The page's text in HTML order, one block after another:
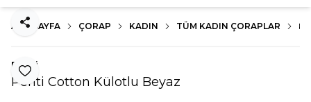
ANA SAYFA ÇORAP KADIN TÜM KADIN ÇORAPLAR
Favoriye Ekle
Paylaş
Penti
Penti Cotton Külotlu Beyaz